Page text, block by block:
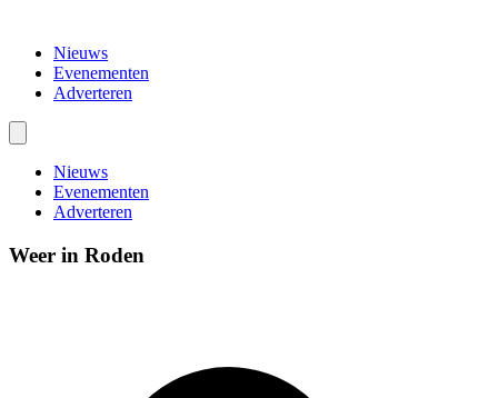
Nieuws
Evenementen
Adverteren
Nieuws
Evenementen
Adverteren
Weer in Roden